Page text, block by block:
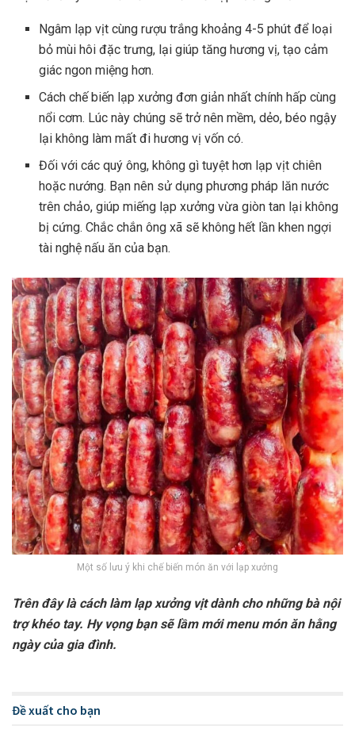
Ngâm lạp vịt cùng rượu trắng khoảng 4-5 phút để loại
bỏ mùi hôi đặc trưng, lại giúp tăng hương vị, tạo cảm
giác ngon miệng hơn.
Cách chế biến lạp xưởng đơn giản nhất chính hấp cùng
nổi cơm. Lúc này chúng sẽ trở nên mềm, dẻo, béo ngậy
lại không làm mất đi hương vị vốn có.
Đối với các quý ông, không gì tuyệt hơn lạp vịt chiên
hoặc nướng. Bạn nên sử dụng phương pháp lăn nước
trên chảo, giúp miếng lạp xưởng vừa giòn tan lại không
bị cứng. Chắc chắn ông xã sẽ không hết lần khen ngợi
tài nghệ nấu ăn của bạn.
Một số lưu ý khi chế biến món ăn với lạp xưởng
Trên đây là cách làm lạp xưởng vịt dành cho những bà nội
trợ khéo tay. Hy vọng bạn sẽ lầm mới menu món ăn hằng
ngày của gia đình.
Đề xuất cho bạn